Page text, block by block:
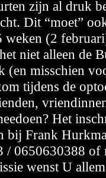
zijn al druk
Dit “moet”
(2
niet alleen de
(en misschien
tijdens de
Het
bij Frank
/ 0650630388
wenst U